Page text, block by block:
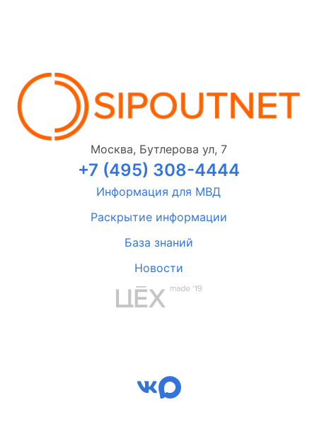
Москва, Бутлерова ул, 7
+7 (495) 308-4444
Информация для МВД
Раскрытие информации
База знаний
Новости